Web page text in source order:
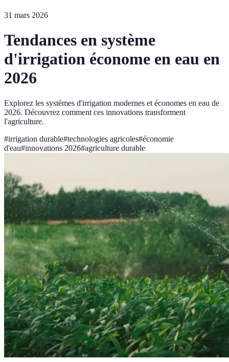
31 mars 2026
Tendances en système
d'irrigation économe en eau en
2026
Explorez les systèmes d'irrigation modernes et économes en eau de
2026. Découvrez comment ces innovations transforment
l'agriculture.
#irrigation durable#technologies agricoles#économie
d'eau#innovations 2026#agriculture durable